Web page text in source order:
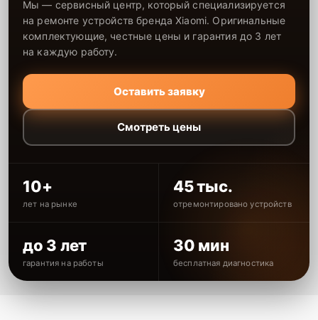
Мы — сервисный центр, который специализируется
на ремонте устройств бренда Xiaomi. Оригинальные
комплектующие, честные цены и гарантия до 3 лет
на каждую работу.
Оставить заявку
Смотреть цены
10+
лет на рынке
45 тыс.
отремонтировано устройств
до 3 лет
гарантия на работы
30 мин
бесплатная диагностика